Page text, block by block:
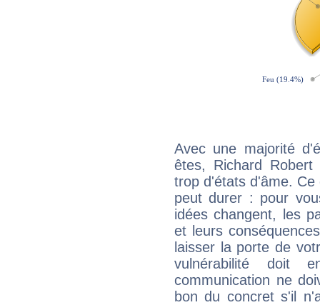
Avec une majorité
êtes, Richard
trop d'états d'âme.
peut durer : pour
idées changent, les
et leurs
laisser la porte de
vulnérabilité doit
communication ne
bon du concret s'il